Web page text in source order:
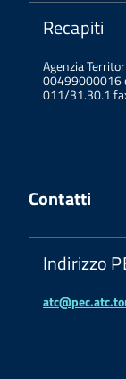
Recapiti
Agenzia
00499000016
011/31.30.1
Contatti
Indirizzo